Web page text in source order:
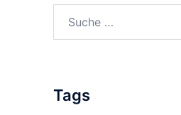
nach:
Tags